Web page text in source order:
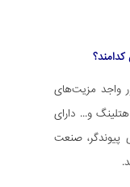
واجد مزیت‌های
و... دارای
پیوندگر، صنعت